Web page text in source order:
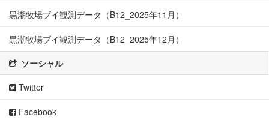
黒潮牧場ブイ観測データ（B12_2025年11月）
黒潮牧場ブイ観測データ（B12_2025年12月）
ソーシャル
Twitter
Facebook